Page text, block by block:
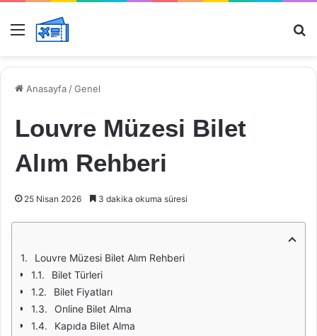
Menü
Anasayfa /Genel
Louvre Müzesi Bilet
Alım Rehberi
25 Nisan 2026 3 dakika okuma süresi
Louvre Müzesi Bilet Alım Rehberi
Bilet Türleri
Bilet Fiyatları
Online Bilet Alma
Kapıda Bilet Alma